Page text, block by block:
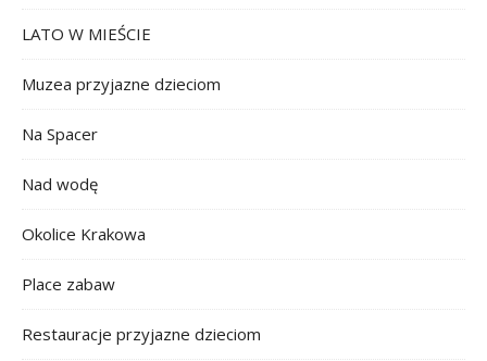
LATO W MIEŚCIE
Muzea przyjazne dzieciom
Na Spacer
Nad wodę
Okolice Krakowa
Place zabaw
Restauracje przyjazne dzieciom